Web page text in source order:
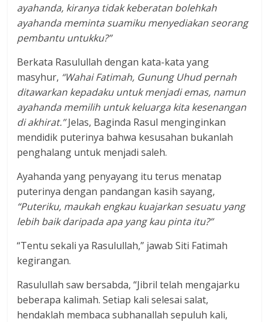
ayahanda, kiranya tidak keberatan bolehkah
ayahanda meminta suamiku menyediakan seorang
pembantu untukku?”
Berkata Rasulullah dengan kata-kata yang
masyhur, “Wahai Fatimah, Gunung Uhud pernah
ditawarkan kepadaku untuk menjadi emas, namun
ayahanda memilih untuk keluarga kita kesenangan
di akhirat.”Jelas, Baginda Rasul menginginkan
mendidik puterinya bahwa kesusahan bukanlah
penghalang untuk menjadi saleh.
Ayahanda yang penyayang itu terus menatap
puterinya dengan pandangan kasih sayang,
“Puteriku, maukah engkau kuajarkan sesuatu yang
lebih baik daripada apa yang kau pinta itu?”
“Tentu sekali ya Rasulullah,” jawab Siti Fatimah
kegirangan.
Rasulullah saw bersabda, “Jibril telah mengajarku
beberapa kalimah. Setiap kali selesai salat,
hendaklah membaca subhanallah sepuluh kali,